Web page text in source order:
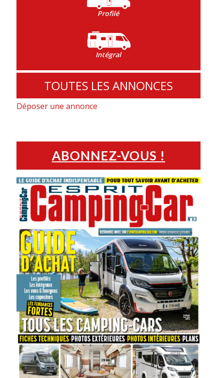
Profilé
Intégral
TOUTES LES ANNONCES
Déposer une annonce
ABONNEZ-VOUS !